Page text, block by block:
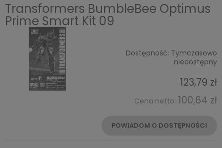
Transformers BumbleBee Optimus
Prime Smart Kit 09
Dostępność: Tymczasowo
niedostępny
123,79 zł
Cena netto: 100,64 zł
POWIADOM O DOSTĘPNOŚCI